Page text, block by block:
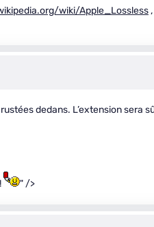
wiki/Apple_Lossless
dedans. L’extension sera
" />